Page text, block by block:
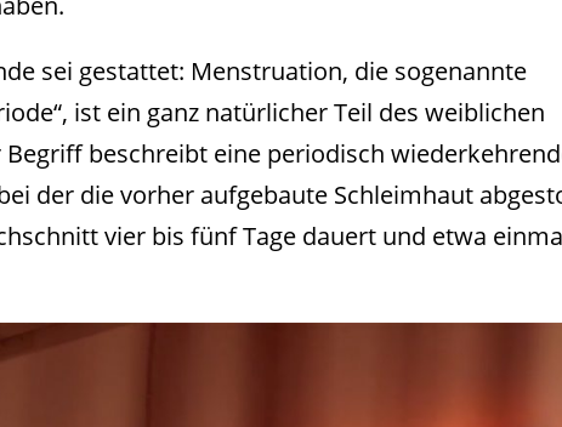
sei gestattet: Menstruation, die sogenannte
ist ein ganz natürlicher Teil des weiblichen
Begriff beschreibt eine periodisch
der die vorher aufgebaute Schleimhaut
vier bis fünf Tage dauert und etwa